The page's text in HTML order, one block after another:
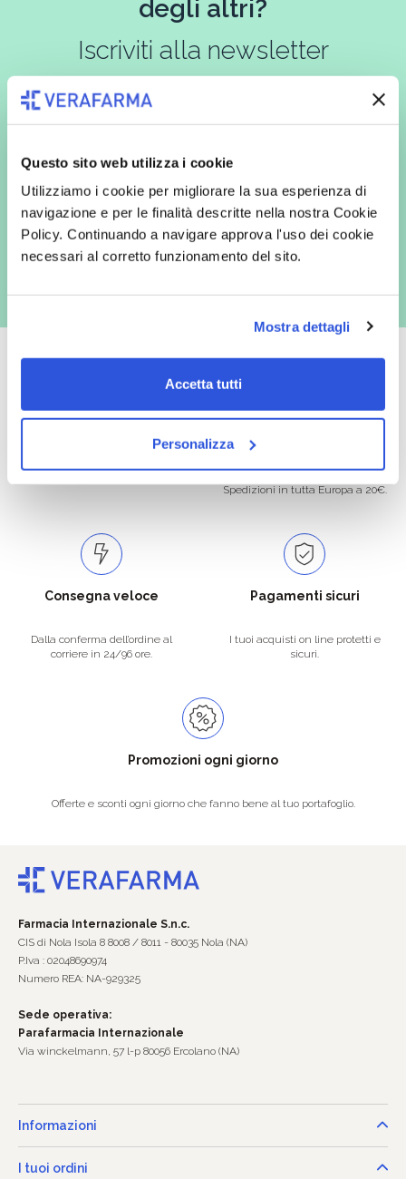
Questo sito web utilizza i cookie
Utilizziamo i cookie per migliorare la sua esperienza di
navigazione e per le finalità descritte nella nostra Cookie
Policy. Continuando a navigare approva l'uso dei cookie
necessari al corretto funzionamento del sito.
Mostra dettagli
Accetta tutti
Personalizza
degli altri?
Iscriviti alla newsletter
redatta ai sensi del Regolamento EU 2016/679, acconsento
espressamente al trattamento dei miei dati personali per finalità
commerciali da parte di Verafarma, tra cui invio di comunicazioni
marketing (con modalità telematiche - quali ad es. newsletter ed e-mail
con inviti e comunicazioni commerciali - e modalità tradizionali, quali ad
es. posta cartacea)
Oltre 50.000 prodotti
per soddisfare tutte le esigenze.
Spedizione gratuita
la spedizione la regaliamo noi.
Spedizioni in tutta Europa a 20€.
Consegna veloce
Dalla conferma dell’ordine al
corriere in 24/96 ore.
Pagamenti sicuri
I tuoi acquisti on line protetti e
sicuri.
Promozioni ogni giorno
Offerte e sconti ogni giorno che fanno bene al tuo portafoglio.
Farmacia Internazionale S.n.c.
CIS di Nola Isola 8 8008 / 8011 - 80035 Nola (NA)
P.Iva : 02048690974
Numero REA: NA-929325
Sede operativa:
Parafarmacia Internazionale
Via winckelmann, 57 l-p 80056 Ercolano (NA)
Informazioni
I tuoi ordini